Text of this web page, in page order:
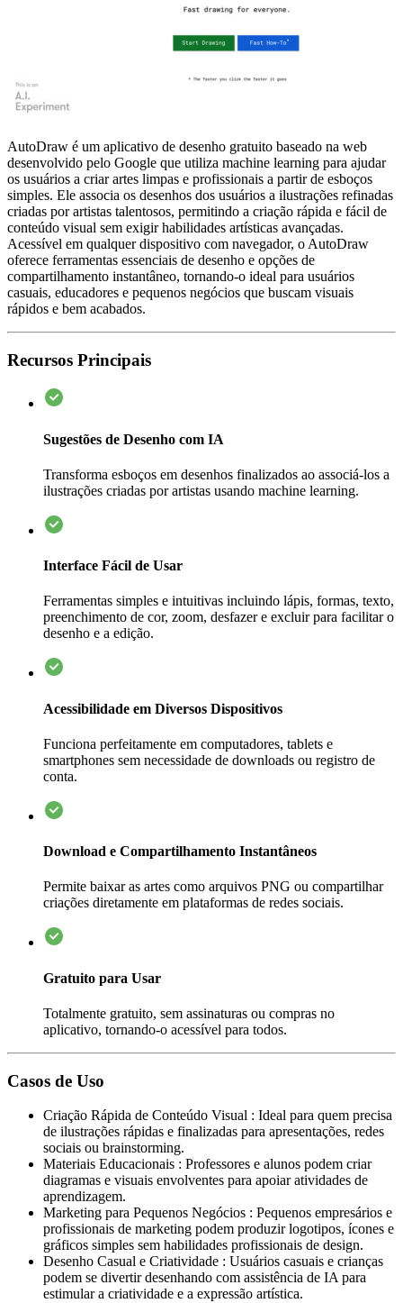
AutoDraw é um aplicativo de desenho gratuito baseado na web
desenvolvido pelo Google que utiliza machine learning para ajudar
os usuários a criar artes limpas e profissionais a partir de esboços
simples. Ele associa os desenhos dos usuários a ilustrações refinadas
criadas por artistas talentosos, permitindo a criação rápida e fácil de
conteúdo visual sem exigir habilidades artísticas avançadas.
Acessível em qualquer dispositivo com navegador, o AutoDraw
oferece ferramentas essenciais de desenho e opções de
compartilhamento instantâneo, tornando-o ideal para usuários
casuais, educadores e pequenos negócios que buscam visuais
rápidos e bem acabados.
Recursos Principais
Sugestões de Desenho com IA
Transforma esboços em desenhos finalizados ao associá-los a
ilustrações criadas por artistas usando machine learning.
Interface Fácil de Usar
Ferramentas simples e intuitivas incluindo lápis, formas, texto,
preenchimento de cor, zoom, desfazer e excluir para facilitar o
desenho e a edição.
Acessibilidade em Diversos Dispositivos
Funciona perfeitamente em computadores, tablets e
smartphones sem necessidade de downloads ou registro de
conta.
Download e Compartilhamento Instantâneos
Permite baixar as artes como arquivos PNG ou compartilhar
criações diretamente em plataformas de redes sociais.
Gratuito para Usar
Totalmente gratuito, sem assinaturas ou compras no
aplicativo, tornando-o acessível para todos.
Casos de Uso
Criação Rápida de Conteúdo Visual : Ideal para quem precisa
de ilustrações rápidas e finalizadas para apresentações, redes
sociais ou brainstorming.
Materiais Educacionais : Professores e alunos podem criar
diagramas e visuais envolventes para apoiar atividades de
aprendizagem.
Marketing para Pequenos Negócios : Pequenos empresários e
profissionais de marketing podem produzir logotipos, ícones e
gráficos simples sem habilidades profissionais de design.
Desenho Casual e Criatividade : Usuários casuais e crianças
podem se divertir desenhando com assistência de IA para
estimular a criatividade e a expressão artística.